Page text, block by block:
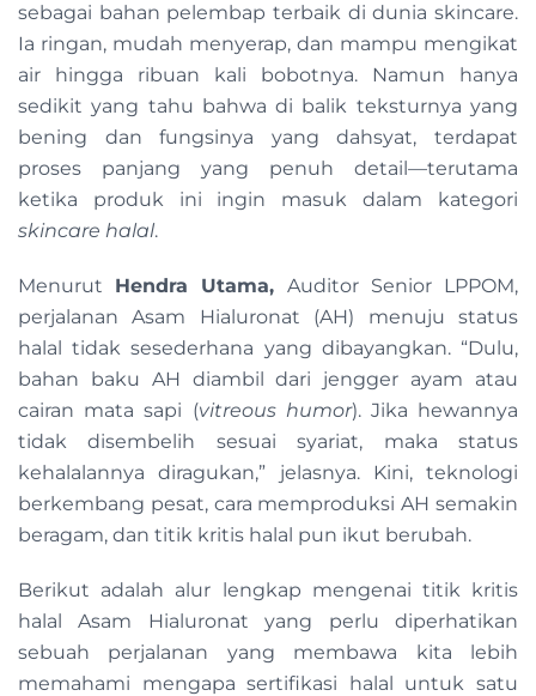
sebagai bahan pelembap terbaik di dunia skincare.
Ia ringan, mudah menyerap, dan mampu mengikat
air hingga ribuan kali bobotnya. Namun hanya
sedikit yang tahu bahwa di balik teksturnya yang
bening dan fungsinya yang dahsyat, terdapat
proses panjang yang penuh detail—terutama
ketika produk ini ingin masuk dalam kategori
skincare halal.
Menurut Hendra Utama, Auditor Senior LPPOM,
perjalanan Asam Hialuronat (AH) menuju status
halal tidak sesederhana yang dibayangkan. “Dulu,
bahan baku AH diambil dari jengger ayam atau
cairan mata sapi (vitreous humor). Jika hewannya
tidak disembelih sesuai syariat, maka status
kehalalannya diragukan,” jelasnya. Kini, teknologi
berkembang pesat, cara memproduksi AH semakin
beragam, dan titik kritis halal pun ikut berubah.
Berikut adalah alur lengkap mengenai titik kritis
halal Asam Hialuronat yang perlu diperhatikan
sebuah perjalanan yang membawa kita lebih
memahami mengapa sertifikasi halal untuk satu